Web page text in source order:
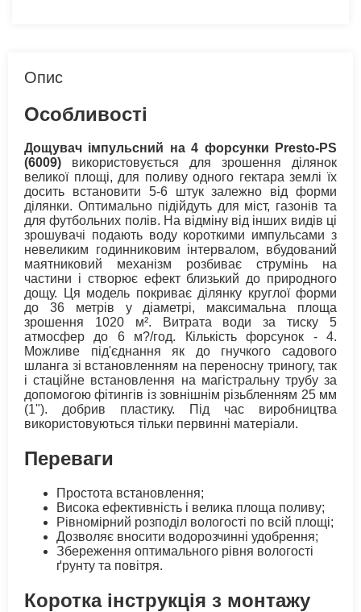
Опис
Особливості
Дощувач імпульсний на 4 форсунки Presto-PS
(6009) використовується для зрошення ділянок
великої площі, для поливу одного гектара землі їх
досить встановити 5-6 штук залежно від форми
ділянки. Оптимально підійдуть для міст, газонів та
для футбольних полів. На відміну від інших видів ці
зрошувачі подають воду короткими импульсами з
невеликим годинниковим інтервалом, вбудований
маятниковий механізм розбиває струмінь на
частини і створює ефект близький до природного
дощу. Ця модель покриває ділянку круглої форми
до 36 метрів у діаметрі, максимальна площа
зрошення 1020 м². Витрата води за тиску 5
атмосфер до 6 м?/год. Кількість форсунок - 4.
Можливе під'єднання як до гнучкого садового
шланга зі встановленням на переносну триногу, так
і стаційне встановлення на магістральну трубу за
допомогою фітингів із зовнішнім різьбленням 25 мм
(1"). добрив пластику. Під час виробництва
використовуються тільки первинні матеріали.
Переваги
Простота встановлення;
Висока ефективність і велика площа поливу;
Рівномірний розподіл вологості по всій площі;
Дозволяє вносити водорозчинні удобрення;
Збереження оптимального рівня вологості
ґрунту та повітря.
Коротка інструкція з монтажу